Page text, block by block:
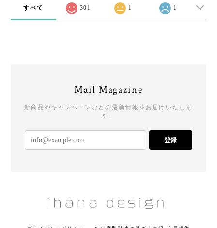
すべて 301 1 1
Mail Magazine
新商品やキャンペーンなどの最新情報をお届けいたしま
す。
登録